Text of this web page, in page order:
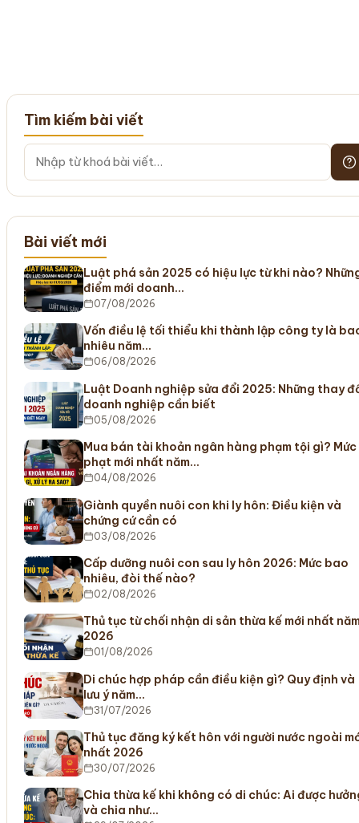
Tìm kiếm bài viết
Bài viết mới
Luật phá sản 2025 có hiệu lực từ khi nào?
điểm mới doanh…
07/08/2026
Vốn điều lệ tối thiểu khi thành lập công ty là
nhiêu năm…
06/08/2026
Luật Doanh nghiệp sửa đổi 2025: Những thay
doanh nghiệp cần biết
05/08/2026
Mua bán tài khoản ngân hàng phạm tội gì? Mức
phạt mới nhất năm…
04/08/2026
Giành quyền nuôi con khi ly hôn: Điều kiện và
chứng cứ cần có
03/08/2026
Cấp dưỡng nuôi con sau ly hôn 2026: Mức bao
nhiêu, đòi thế nào?
02/08/2026
Thủ tục từ chối nhận di sản thừa kế mới nhất
2026
01/08/2026
Di chúc hợp pháp cần điều kiện gì? Quy định và
lưu ý năm…
31/07/2026
Thủ tục đăng ký kết hôn với người nước ngoài
nhất 2026
30/07/2026
Chia thừa kế khi không có di chúc: Ai được
và chia như…